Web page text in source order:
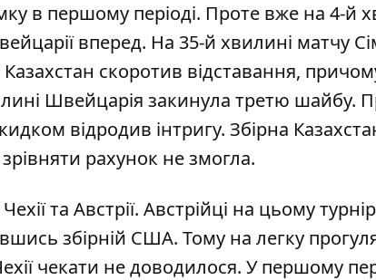
в першому періоді. Проте вже на 4-й
вперед. На 35-й хвилині матчу
Казахстан скоротив відставання,
Швейцарія закинула третю шайбу.
відродив інтригу. Збірна
рахунок не змогла.
та Австрії. Австрійці на цьому
збірній США. Тому на легку
чекати не доводилося. У першому